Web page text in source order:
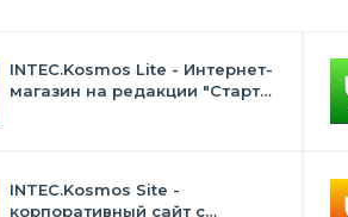
INTEC.Kosmos Lite - Интернет-
магазин на редакции "Старт"
INTEC.Kosmos Site -
корпоративный сайт с